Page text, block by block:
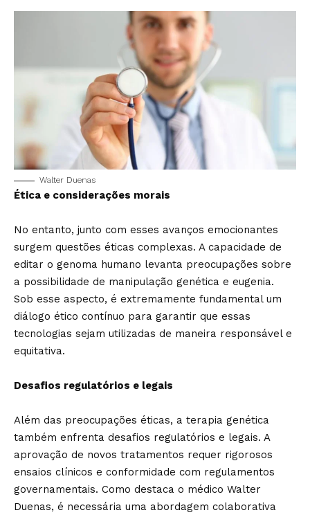
Walter Duenas
Ética e considerações morais
No entanto, junto com esses avanços emocionantes
surgem questões éticas complexas. A capacidade de
editar o genoma humano levanta preocupações sobre
a possibilidade de manipulação genética e eugenia.
Sob esse aspecto, é extremamente fundamental um
diálogo ético contínuo para garantir que essas
tecnologias sejam utilizadas de maneira responsável e
equitativa.
Desafios regulatórios e legais
Além das preocupações éticas, a terapia genética
também enfrenta desafios regulatórios e legais. A
aprovação de novos tratamentos requer rigorosos
ensaios clínicos e conformidade com regulamentos
governamentais. Como destaca o médico Walter
Duenas, é necessária uma abordagem colaborativa